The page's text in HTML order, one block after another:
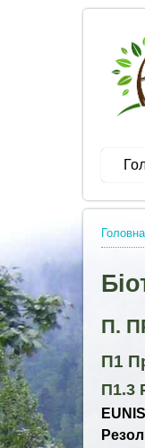
Головна
П.
П1
П1.3
EUNIS